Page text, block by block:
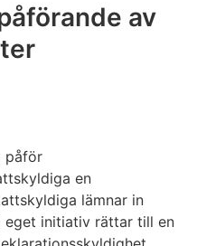
av
påför
en
lämnar in
eget initiativ rättar till en